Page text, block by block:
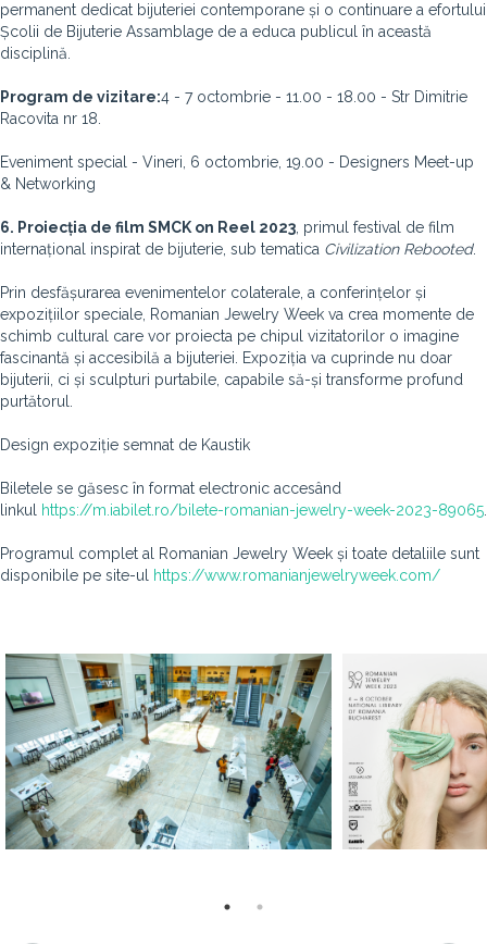
permanent dedicat bijuteriei contemporane și o continuare a efortului
Școlii de Bijuterie Assamblage de a educa publicul în această
disciplină.
Program de vizitare:4 - 7 octombrie - 11.00 - 18.00 - Str Dimitrie
Racovita nr 18.
Eveniment special - Vineri, 6 octombrie, 19.00 - Designers Meet-up
& Networking
6. Proiecția de film SMCK on Reel 2023 , primul festival de film
internațional inspirat de bijuterie, sub tematica Civilization Rebooted.
Prin desfășurarea evenimentelor colaterale, a conferințelor și
expozițiilor speciale, Romanian Jewelry Week va crea momente de
schimb cultural care vor proiecta pe chipul vizitatorilor o imagine
fascinantă și accesibilă a bijuteriei. Expoziția va cuprinde nu doar
bijuterii, ci și sculpturi purtabile, capabile să-și transforme profund
purtătorul.
Design expoziție semnat de Kaustik
Biletele se găsesc în format electronic accesând
linkul
https://m.iabilet.ro/bilete-romanian-jewelry-week-2023-89065
Programul complet al Romanian Jewelry Week și toate detaliile sunt
disponibile pe site-ul
https://www.romanianjewelryweek.com/